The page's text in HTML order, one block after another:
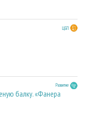
ЦБП
Развитие
балку. «Фанера